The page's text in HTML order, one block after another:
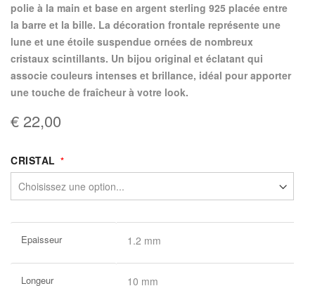
polie à la main et base en argent sterling 925 placée entre
la barre et la bille. La décoration frontale représente une
lune et une étoile suspendue ornées de nombreux
cristaux scintillants. Un bijou original et éclatant qui
associe couleurs intenses et brillance, idéal pour apporter
une touche de fraîcheur à votre look.
€ 22,00
CRISTAL
d’information
Epaisseur 1.2 mm
Longeur 10 mm